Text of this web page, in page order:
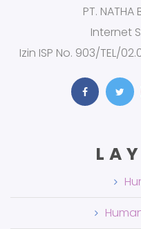
PT. NATHA
Internet
Izin ISP No. 903/TEL/